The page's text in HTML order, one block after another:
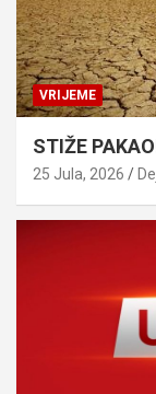
VRIJEME
STIŽE
25 Jula, 2026